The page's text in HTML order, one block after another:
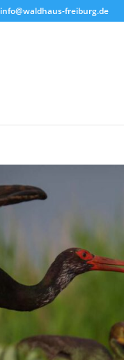
info@waldhaus-freiburg.de